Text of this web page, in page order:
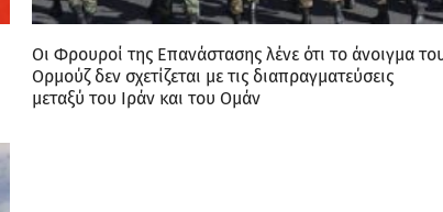
Οι Φρουροί της Επανάστασης λένε ότι το άνοιγμα
Ορμούζ δεν σχετίζεται με τις διαπραγματεύσεις
μεταξύ του Ιράν και του Ομάν